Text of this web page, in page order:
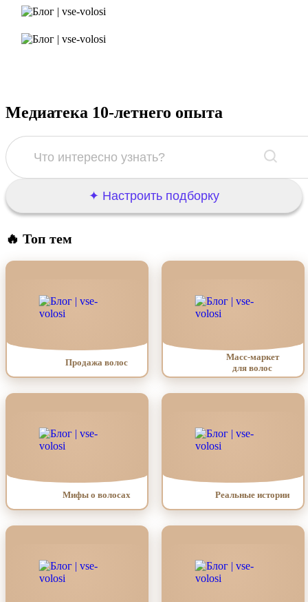
Медиатека 10-летнего опыта
✦ Настроить подборку
🔥 Топ тем
Продажа волос
Масс-маркет
для волос
Мифы о волосах Реальные истории